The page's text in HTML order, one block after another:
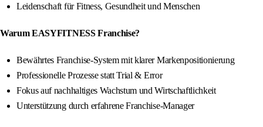
Leidenschaft für Fitness, Gesundheit und Menschen
Warum EASYFITNESS Franchise?
Bewährtes Franchise-System mit klarer Markenpositionierung
Professionelle Prozesse statt Trial & Error
Fokus auf nachhaltiges Wachstum und Wirtschaftlichkeit
Unterstützung durch erfahrene Franchise-Manager